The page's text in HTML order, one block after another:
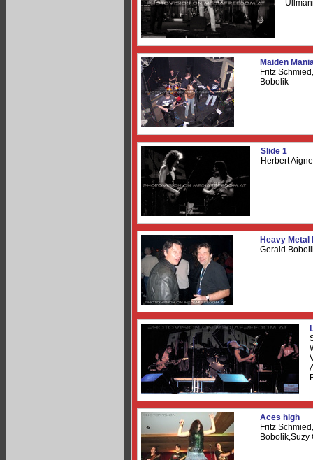
Maiden
Fritz
Bobolik
Slide 1
Herbert
Heavy Metal
Gerald
Aces high
Fritz
Bobolik,Suzy